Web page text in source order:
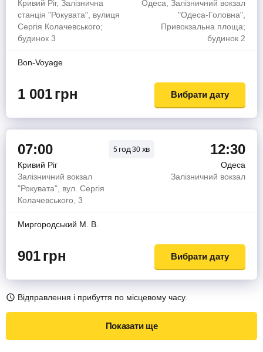
Кривий Ріг, Залізнична
станція "Рокувата", вулиця
Сергія Колачевського;
будинок 3
Одеса, Залізничний вокзал
"Одеса-Головна",
Привокзальна площа;
будинок 2
Bon-Voyage
1 001грн Вибрати дату
07:00 5 год30 хв 12:30
Кривий Ріг
Одеса
Залізничний вокзал
"Рокувата", вул. Сергія
Колачевського, 3
Залізничний вокзал
Миргородський М. В.
901грн Вибрати дату
Відправлення і прибуття по місцевому часу.
Показати ще